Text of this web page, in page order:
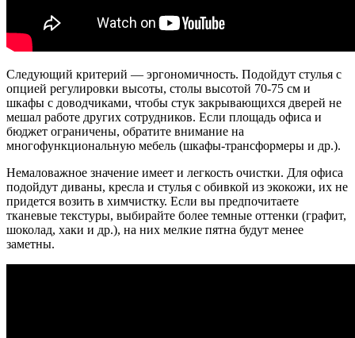
Следующий критерий — эргономичность. Подойдут стулья с
опцией регулировки высоты, столы высотой 70-75 см и
шкафы с доводчиками, чтобы стук закрывающихся дверей не
мешал работе других сотрудников. Если площадь офиса и
бюджет ограничены, обратите внимание на
многофункциональную мебель (шкафы-трансформеры и др.).
Немаловажное значение имеет и легкость очистки. Для офиса
подойдут диваны, кресла и стулья с обивкой из экокожи, их не
придется возить в химчистку. Если вы предпочитаете
тканевые текстуры, выбирайте более темные оттенки (графит,
шоколад, хаки и др.), на них мелкие пятна будут менее
заметны.